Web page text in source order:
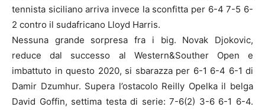
tennista siciliano arriva invece la sconfitta per 6-4 7-5 6-
2 contro il sudafricano Lloyd Harris.
Nessuna grande sorpresa fra i big. Novak Djokovic,
reduce dal successo al Western&Souther Open e
imbattuto in questo 2020, si sbarazza per 6-1 6-4 6-1 di
Damir Dzumhur. Supera l’ostacolo Reilly Opelka il belga
David Goffin, settima testa di serie: 7-6(2) 3-6 6-1 6-4.